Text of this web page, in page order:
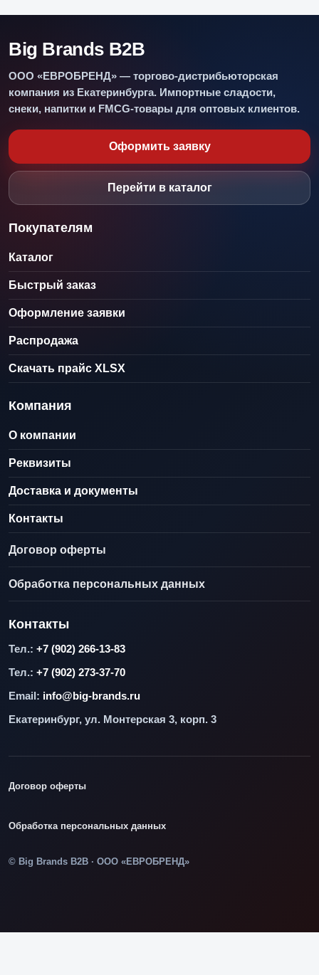
Big Brands B2B
ООО «ЕВРОБРЕНД» — торгово-дистрибьюторская
компания из Екатеринбурга. Импортные сладости,
снеки, напитки и FMCG-товары для оптовых клиентов.
Оформить заявку
Перейти в каталог
Покупателям
Каталог
Быстрый заказ
Оформление заявки
Распродажа
Скачать прайс XLSX
Компания
О компании
Реквизиты
Доставка и документы
Контакты
Договор оферты
Обработка персональных данных
Контакты
Тел.: +7 (902) 266-13-83
Тел.: +7 (902) 273-37-70
Email: info@big-brands.ru
Екатеринбург, ул. Монтерская 3, корп. 3
Договор оферты
Обработка персональных данных
© Big Brands B2B · ООО «ЕВРОБРЕНД»